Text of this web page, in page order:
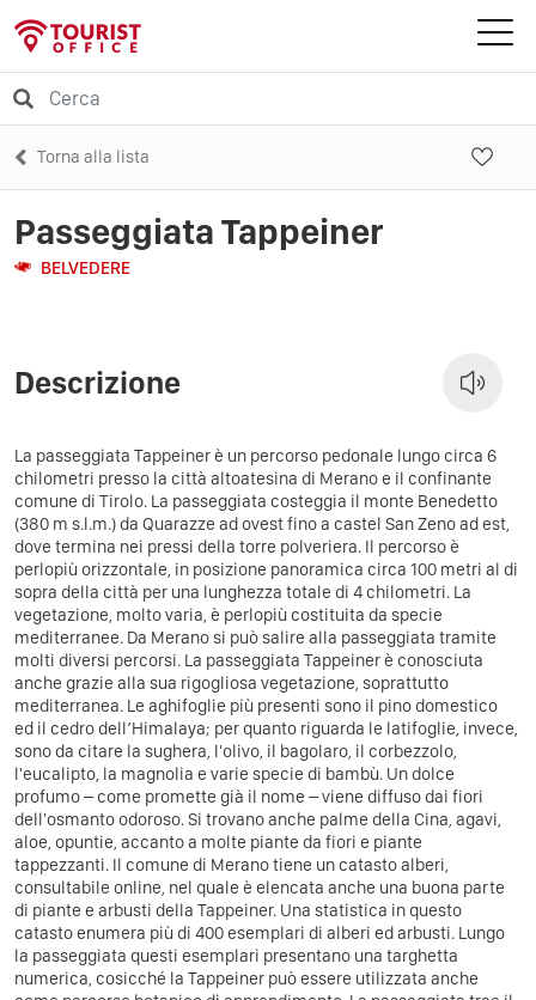
Torna alla lista
Passeggiata Tappeiner
BELVEDERE
Descrizione
La passeggiata Tappeiner è un percorso pedonale lungo circa 6
chilometri presso la città altoatesina di Merano e il confinante
comune di Tirolo. La passeggiata costeggia il monte Benedetto
(380 m s.l.m.) da Quarazze ad ovest fino a castel San Zeno ad est,
dove termina nei pressi della torre polveriera. Il percorso è
perlopiù orizzontale, in posizione panoramica circa 100 metri al di
sopra della città per una lunghezza totale di 4 chilometri. La
vegetazione, molto varia, è perlopiù costituita da specie
mediterranee. Da Merano si può salire alla passeggiata tramite
molti diversi percorsi. La passeggiata Tappeiner è conosciuta
anche grazie alla sua rigogliosa vegetazione, soprattutto
mediterranea. Le aghifoglie più presenti sono il pino domestico
ed il cedro dell’Himalaya; per quanto riguarda le latifoglie, invece,
sono da citare la sughera, l'olivo, il bagolaro, il corbezzolo,
l'eucalipto, la magnolia e varie specie di bambù. Un dolce
profumo – come promette già il nome – viene diffuso dai fiori
dell'osmanto odoroso. Si trovano anche palme della Cina, agavi,
aloe, opuntie, accanto a molte piante da fiori e piante
tappezzanti. Il comune di Merano tiene un catasto alberi,
consultabile online, nel quale è elencata anche una buona parte
di piante e arbusti della Tappeiner. Una statistica in questo
catasto enumera più di 400 esemplari di alberi ed arbusti. Lungo
la passeggiata questi esemplari presentano una targhetta
numerica, cosicché la Tappeiner può essere utilizzata anche